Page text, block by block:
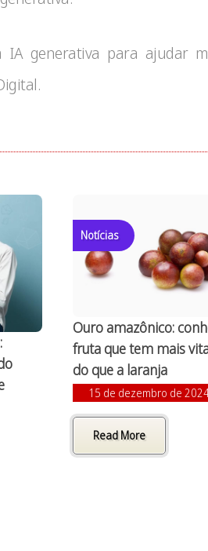
IA generativa para ajudar
Notícias
Ouro amazônico:
fruta que tem mais
do que a laranja
15 de dezembro de
Read More